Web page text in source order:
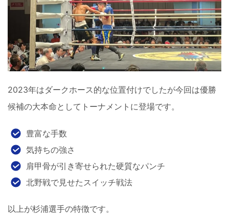
2023年はダークホース的な位置付けでしたが今回は優勝
候補の大本命としてトーナメントに登場です。
豊富な手数
気持ちの強さ
肩甲骨が引き寄せられた硬質なパンチ
北野戦で見せたスイッチ戦法
以上が杉浦選手の特徴です。